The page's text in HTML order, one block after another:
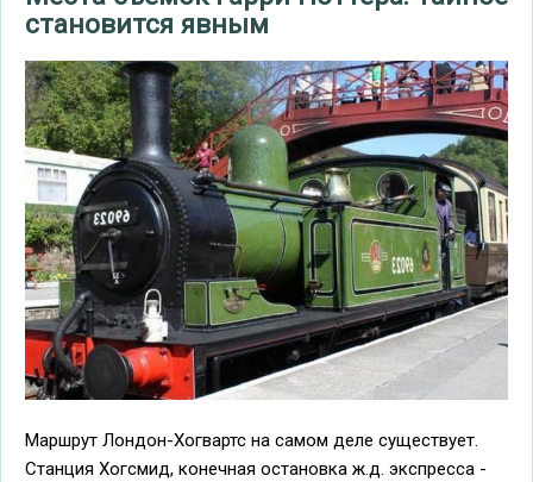
становится явным
Маршрут Лондон-Хогвартс на самом деле существует.
Станция Хогсмид, конечная остановка ж.д. экспресса -